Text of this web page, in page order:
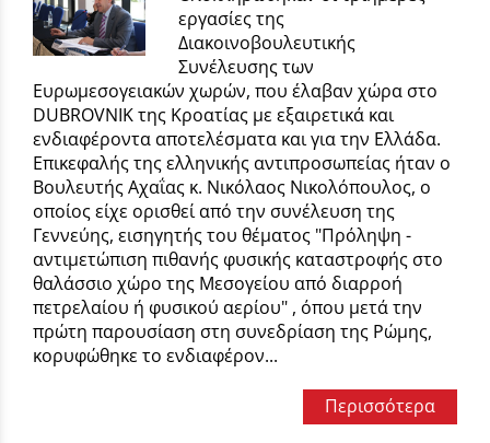
εργασίες της
Διακοινοβουλευτικής
Συνέλευσης των
Ευρωμεσογειακών χωρών, που έλαβαν χώρα στο
DUBROVNIK της Κροατίας με εξαιρετικά και
ενδιαφέροντα αποτελέσματα και για την Ελλάδα.
Επικεφαλής της ελληνικής αντιπροσωπείας ήταν ο
Βουλευτής Αχαΐας κ. Νικόλαος Νικολόπουλος, ο
οποίος είχε ορισθεί από την συνέλευση της
Γεννεύης, εισηγητής του θέματος "Πρόληψη -
αντιμετώπιση πιθανής φυσικής καταστροφής στο
θαλάσσιο χώρο της Μεσογείου από διαρροή
πετρελαίου ή φυσικού αερίου" , όπου μετά την
πρώτη παρουσίαση στη συνεδρίαση της Ρώμης,
κορυφώθηκε το ενδιαφέρον...
Περισσότερα